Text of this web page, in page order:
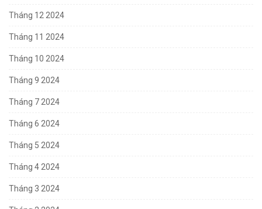
Tháng 12 2024
Tháng 11 2024
Tháng 10 2024
Tháng 9 2024
Tháng 7 2024
Tháng 6 2024
Tháng 5 2024
Tháng 4 2024
Tháng 3 2024